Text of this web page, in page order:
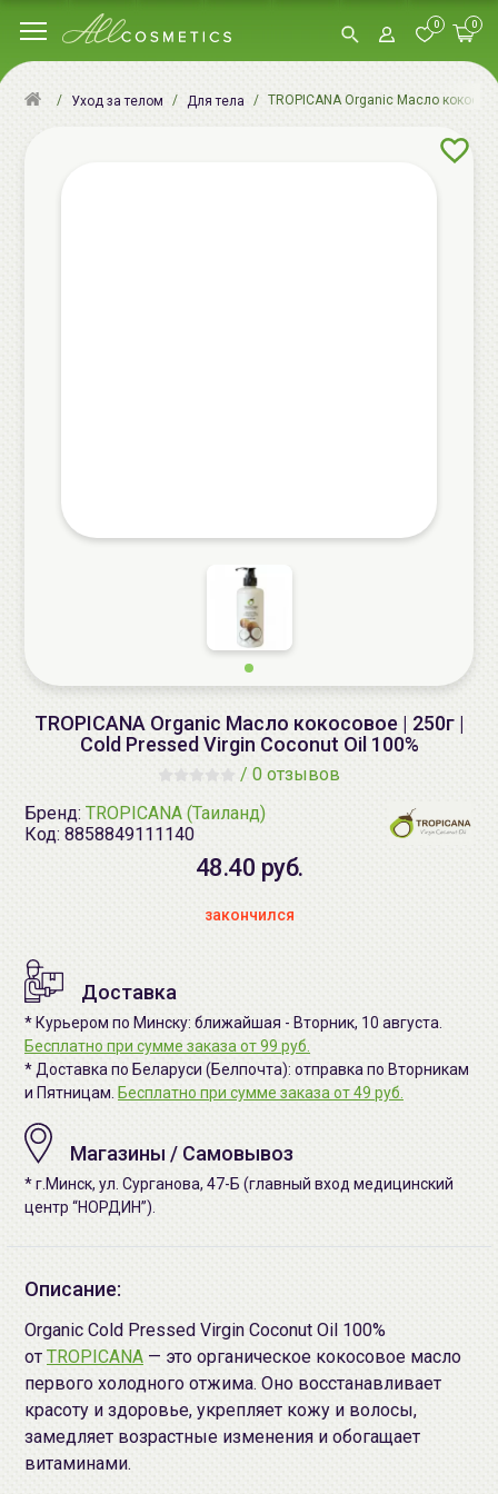
0 0
Уход за телом Для тела TROPICANA Organic Масло
TROPICANA Organic Масло кокосовое | 250г |
Cold Pressed Virgin Coconut Oil 100%
/ 0 отзывов
Бренд: TROPICANA (Таиланд)
Код: 8858849111140
48.40 руб.
закончился
Доставка
* Курьером по Минску: ближайшая - Вторник, 10 августа.
Бесплатно при сумме заказа от 99 руб.
* Доставка по Беларуси (Белпочта): отправка по Вторникам
и Пятницам. Бесплатно при сумме заказа от 49 руб.
Магазины / Самовывоз
* г.Минск, ул. Сурганова, 47-Б (главный вход медицинский
центр “НОРДИН”).
Описание:
Organic Cold Pressed Virgin Coconut Oil 100%
от TROPICANA — это органическое кокосовое масло
первого холодного отжима. Оно восстанавливает
красоту и здоровье, укрепляет кожу и волосы,
замедляет возрастные изменения и обогащает
витаминами.